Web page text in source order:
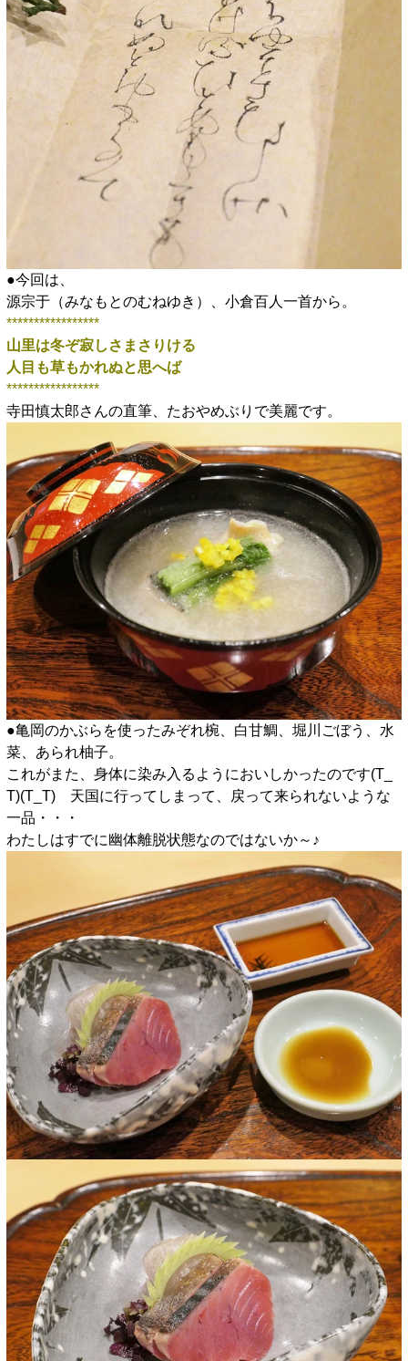
●今回は、
源宗于（みなもとのむねゆき）、小倉百人一首から。
*****************
山里は冬ぞ寂しさまさりける
人目も草もかれぬと思へば
*****************
寺田慎太郎さんの直筆、たおやめぶりで美麗です。
●亀岡のかぶらを使ったみぞれ椀、白甘鯛、堀川ごぼう、水
菜、あられ柚子。
これがまた、身体に染み入るようにおいしかったのです(T_
T)(T_T) 天国に行ってしまって、戻って来られないような
一品・・・
わたしはすでに幽体離脱状態なのではないか～♪